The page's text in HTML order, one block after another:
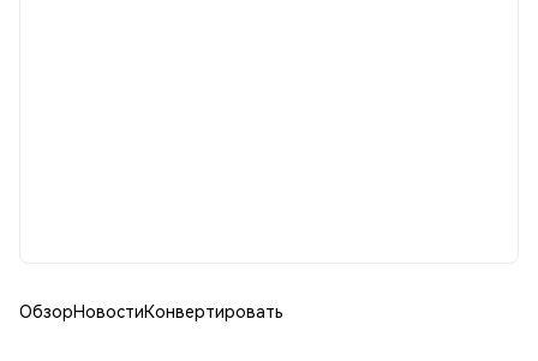
ОбзорНовостиКонвертировать